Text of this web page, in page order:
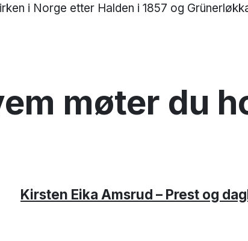
i Norge etter Halden i 1857 og
møter du
Kirsten Eika Amsrud – Prest og